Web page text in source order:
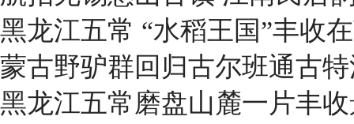
黑龙江五常 “水稻王国”丰收
蒙古野驴群回归古尔班通古
黑龙江五常磨盘山麓一片丰